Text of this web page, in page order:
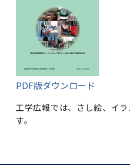
PDF版ダウンロード
工学広報では、さし絵、イ
す。